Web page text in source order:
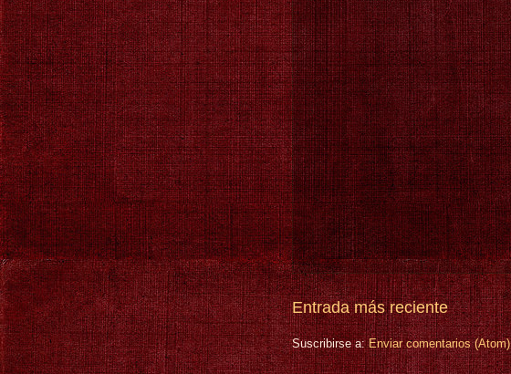
Entrada más reciente
Suscribirse a:Enviar comentarios (Atom)